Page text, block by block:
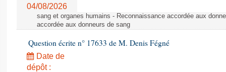
04/08/2026
sang et organes humains - Reconnaissance accordée aux
accordée aux donneurs de sang
Question écrite n° 17633 de M. Denis Fégné
Date de
dépôt :